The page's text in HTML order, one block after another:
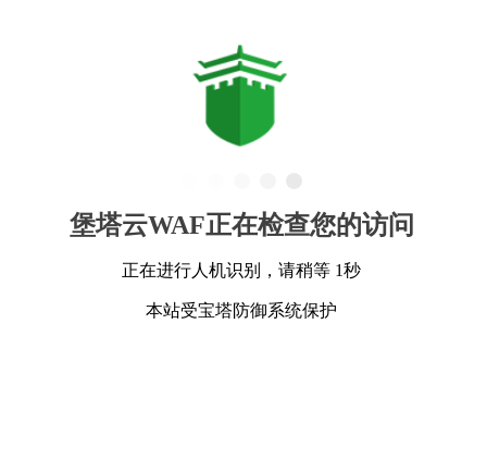
堡塔云WAF正在检查您的访问
正在进行人机识别，请稍等 1秒
本站受宝塔防御系统保护